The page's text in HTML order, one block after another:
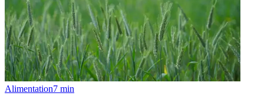
Alimentation7 min